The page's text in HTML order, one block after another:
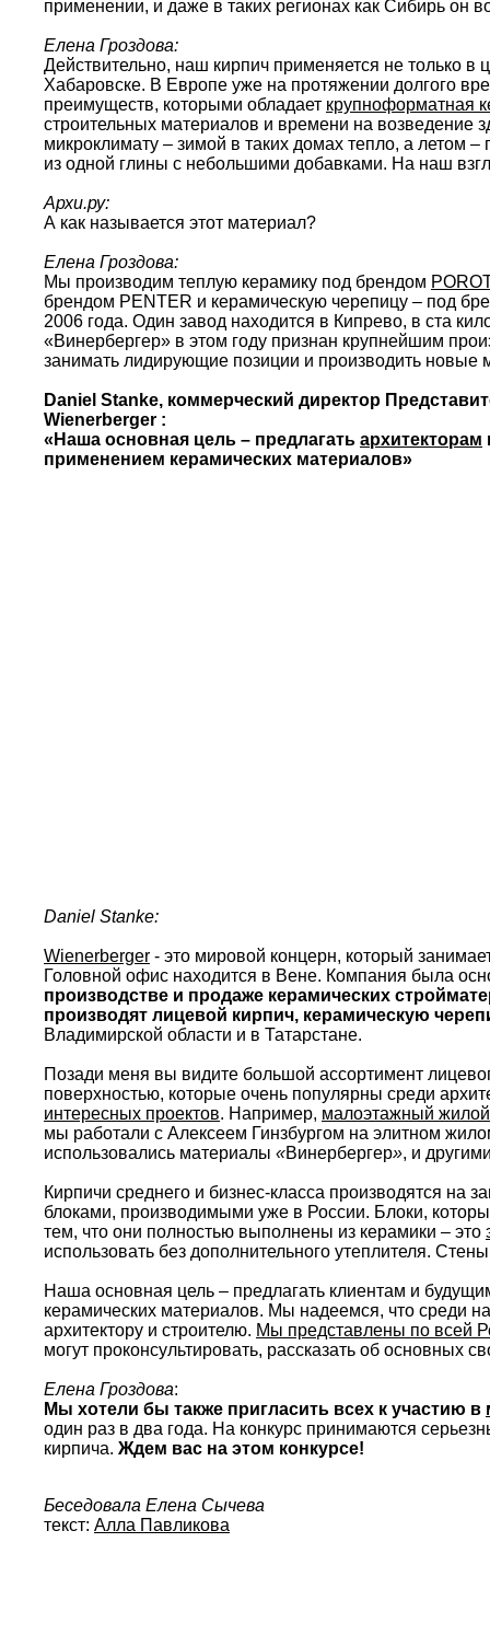
применении, и даже в таких регионах как Сибирь он
Елена Гроздова:
Действительно, наш кирпич применяется не только
Хабаровске. В Европе уже на протяжении долгого
преимуществ, которыми обладает крупноформатная
строительных материалов и времени на возведение
микроклимату – зимой в таких домах тепло, а летом
из одной глины с небольшими добавками. На наш
Архи.ру:
А как называется этот материал?
Елена Гроздова:
Мы производим теплую керамику под брендом
брендом PENTER и керамическую черепицу – под
2006 года. Один завод находится в Кипрево, в ста
«Винербергер» в этом году признан крупнейшим
занимать лидирующие позиции и производить новые
Daniel Stanke, коммерческий директор
Wienerberger :
«Наша основная цель – предлагать архитекторам
применением керамических материалов»
Daniel Stanke:
Wienerberger - это мировой концерн, который
Головной офис находится в Вене. Компания была
производстве и продаже керамических
производят лицевой кирпич, керамическую
Владимирской области и в Татарстане.
Позади меня вы видите большой ассортимент
поверхностью, которые очень популярны среди
интересных проектов. Например, малоэтажный
мы работали с Алексеем Гинзбургом на элитном
использовались материалы «Винербергер», и
Кирпичи среднего и бизнес-класса производятся
блоками, производимыми уже в России. Блоки,
тем, что они полностью выполнены из керамики – это
использовать без дополнительного утеплителя.
Наша основная цель – предлагать клиентам и
керамических материалов. Мы надеемся, что среди
архитектору и строителю. Мы представлены по всей
могут проконсультировать, рассказать об основных
Елена Гроздова:
Мы хотели бы также пригласить всех к участию в
один раз в два года. На конкурс принимаются
кирпича. Ждем вас на этом конкурсе!
Беседовала Елена Сычева
текст: Алла Павликова